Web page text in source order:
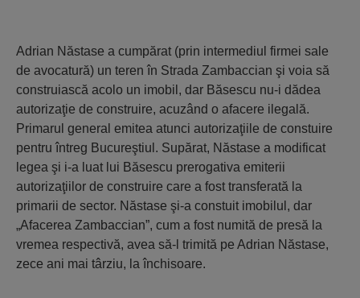
Adrian Năstase a cumpărat (prin intermediul firmei sale
de avocatură) un teren în Strada Zambaccian şi voia să
construiască acolo un imobil, dar Băsescu nu-i dădea
autorizaţie de construire, acuzând o afacere ilegală.
Primarul general emitea atunci autorizaţiile de constuire
pentru întreg Bucureştiul. Supărat, Năstase a modificat
legea şi i-a luat lui Băsescu prerogativa emiterii
autorizaţiilor de construire care a fost transferată la
primarii de sector. Năstase şi-a constuit imobilul, dar
„Afacerea Zambaccian”, cum a fost numită de presă la
vremea respectivă, avea să-l trimită pe Adrian Năstase,
zece ani mai târziu, la închisoare.